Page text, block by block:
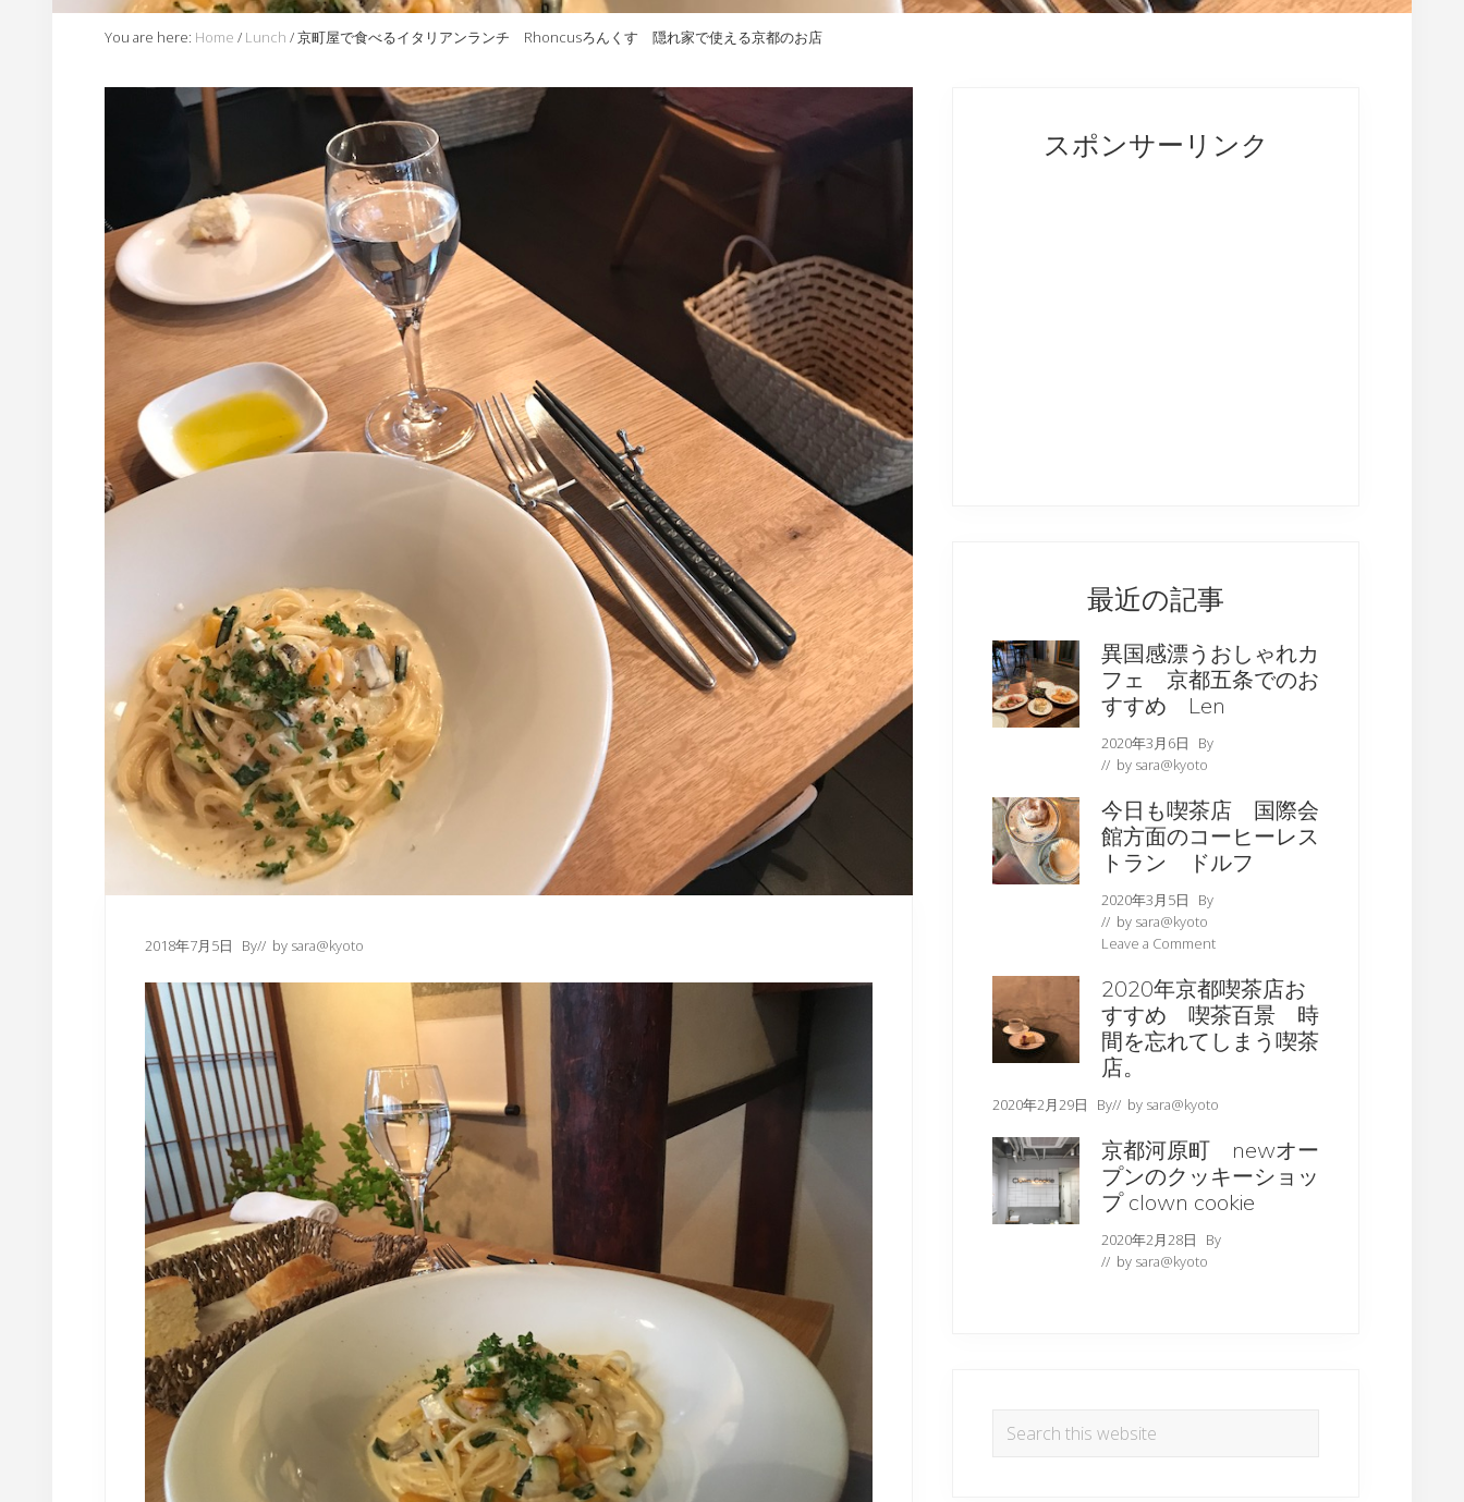
You are here: Home / Lunch /京町屋で食べるイタリアンランチ Rhoncusろんくす 隠れ家で使える京都のお店
2018年7月5日 By// by sara@kyoto
Sidebarスポンサーリンク
最近の記事
異国感漂うおしゃれカ
フェ 京都五条でのお
すすめ Len
2020年3月6日
By
// by sara@kyoto
今日も喫茶店 国際会
館方面のコーヒーレス
トラン ドルフ
2020年3月5日
By
// by sara@kyoto
Leave a Comment
2020年京都喫茶店お
すすめ 喫茶百景 時
間を忘れてしまう喫茶
店。
2020年2月29日 By// by sara@kyoto
京都河原町 newオー
プンのクッキーショッ
プ clown cookie
2020年2月28日
By
// by sara@kyoto
Search